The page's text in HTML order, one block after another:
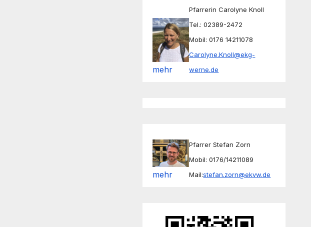
mehr
Pfarrerin Carolyne Knoll
Tel.: 02389-2472
Mobil: 0176 14211078
Carolyne.Knoll@ekg-
werne.de
mehr
Pfarrer Stefan Zorn
Mobil: 0176/14211089
Mail:stefan.zorn@ekvw.de